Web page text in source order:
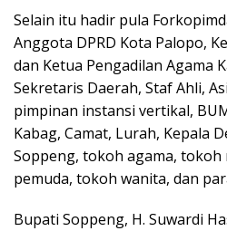
Selain itu hadir pula
Anggota DPRD Kota Palopo,
dan Ketua Pengadilan Agama
Sekretaris Daerah, Staf Ahli,
pimpinan instansi vertikal,
Kabag, Camat, Lurah, Kepala
Soppeng, tokoh agama,
pemuda, tokoh wanita, dan
Bupati Soppeng, H. Suwardi